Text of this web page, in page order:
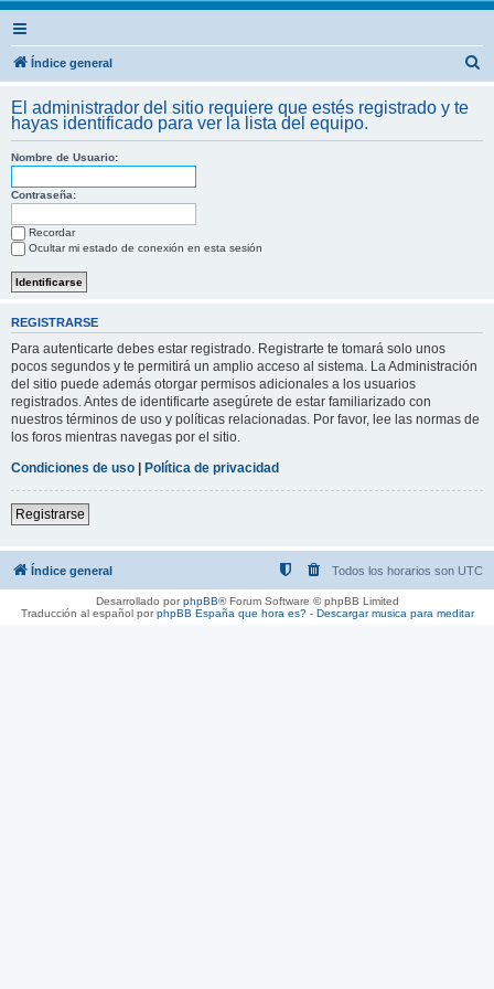
Índice general
c
El administrador del sitio requiere que estés registrado y te
hayas identificado para ver la lista del equipo.
Nombre de Usuario:
Contraseña:
Recordar
Ocultar mi estado de conexión en esta sesión
REGISTRARSE
Para autenticarte debes estar registrado. Registrarte te tomará solo unos
pocos segundos y te permitirá un amplio acceso al sistema. La Administración
del sitio puede además otorgar permisos adicionales a los usuarios
registrados. Antes de identificarte asegúrete de estar familiarizado con
nuestros términos de uso y políticas relacionadas. Por favor, lee las normas de
los foros mientras navegas por el sitio.
Condiciones de uso | Política de privacidad
Registrarse
Índice general Todos los horarios son UTC
Desarrollado porphpBB® Forum Software © phpBB Limited
Traducción al español porphpBB España que hora es?- Descargar musica para meditar